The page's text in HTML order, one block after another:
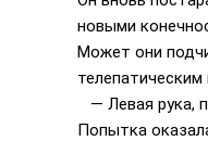
новыми
Может они
телепатическим
— Левая рука,
Попытка